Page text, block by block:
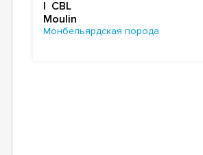
| CBL
Moulin
Монбельярдская порода